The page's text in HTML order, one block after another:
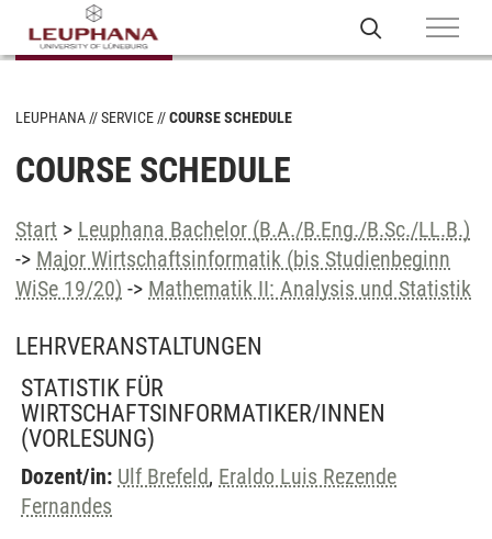
LEUPHANA SERVICE COURSE SCHEDULE
COURSE SCHEDULE
Start > Leuphana Bachelor (B.A./B.Eng./B.Sc./LL.B.)
-> Major Wirtschaftsinformatik (bis Studienbeginn
WiSe 19/20) -> Mathematik II: Analysis und Statistik
LEHRVERANSTALTUNGEN
STATISTIK FÜR
WIRTSCHAFTSINFORMATIKER/INNEN
(VORLESUNG)
Dozent/in: Ulf Brefeld, Eraldo Luis Rezende
Fernandes